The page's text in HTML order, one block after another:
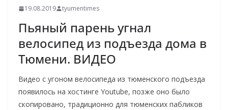
19.08.2019 tyumentimes
Пьяный парень угнал
велосипед из подъезда дома в
Тюмени. ВИДЕО
Видео с угоном велосипеда из тюменского подъезда
появилось на хостинге Youtube, позже оно было
скопировано, традиционно для тюменских пабликов